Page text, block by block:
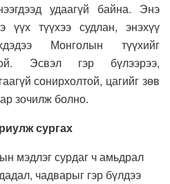
удаагүй байна. Энэ
үүх түүхээ судлан, энэхүү
Монголын түүхийг
Эсвэл гэр бүлээрээ,
сонирхолтой, цагийг зөв
зочилж болно.
сургах
мэдлэг сурдаг ч амьдрал
чадварыг гэр бүлдээ